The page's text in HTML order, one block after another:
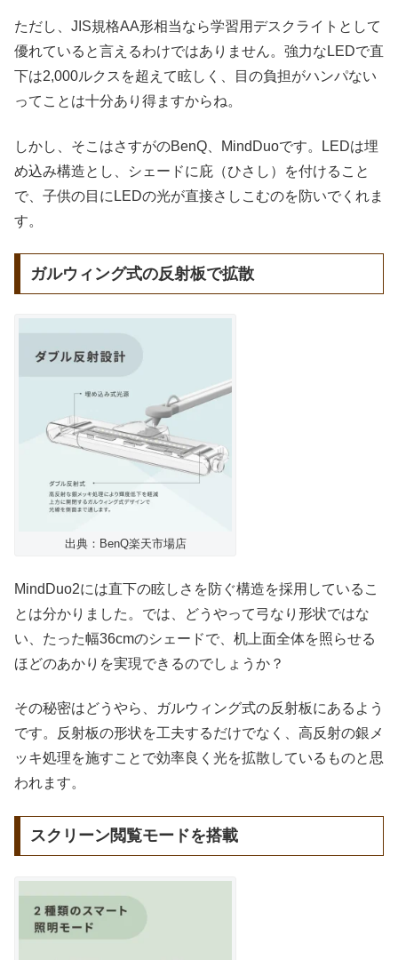
ただし、JIS規格AA形相当なら学習用デスクライトとして
優れていると言えるわけではありません。強力なLEDで直
下は2,000ルクスを超えて眩しく、目の負担がハンパない
ってことは十分あり得ますからね。
しかし、そこはさすがのBenQ、MindDuoです。LEDは埋
め込み構造とし、シェードに庇（ひさし）を付けること
で、子供の目にLEDの光が直接さしこむのを防いでくれま
す。
ガルウィング式の反射板で拡散
出典：BenQ楽天市場店
MindDuo2には直下の眩しさを防ぐ構造を採用しているこ
とは分かりました。では、どうやって弓なり形状ではな
い、たった幅36cmのシェードで、机上面全体を照らせる
ほどのあかりを実現できるのでしょうか？
その秘密はどうやら、ガルウィング式の反射板にあるよう
です。反射板の形状を工夫するだけでなく、高反射の銀メ
ッキ処理を施すことで効率良く光を拡散しているものと思
われます。
スクリーン閲覧モードを搭載